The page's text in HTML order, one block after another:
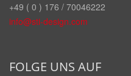
+49 ( 0 ) 176 / 70046222
info@sti-design.com
FOLGE UNS AUF